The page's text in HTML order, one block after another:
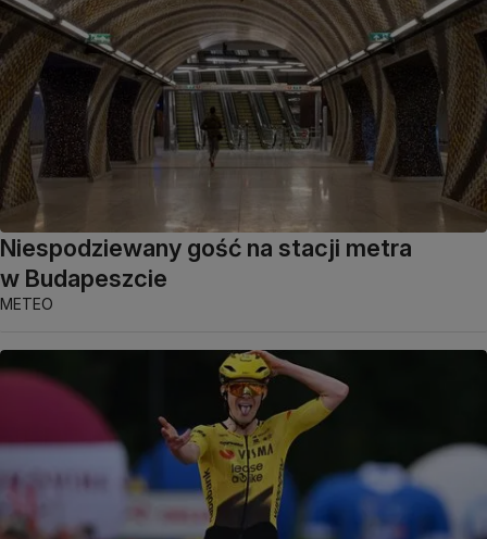
Niespodziewany gość na stacji metra
w Budapeszcie
METEO